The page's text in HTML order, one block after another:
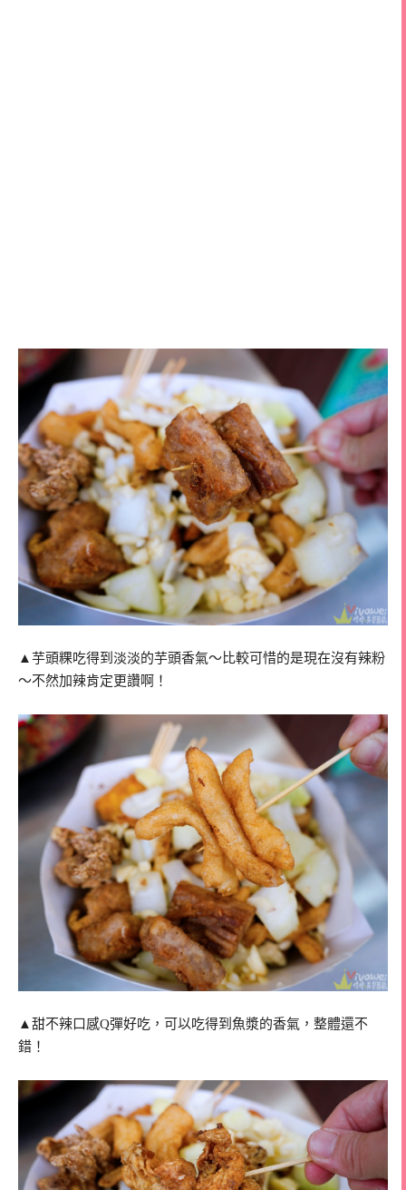
▲芋頭粿吃得到淡淡的芋頭香氣～比較可惜的是現在沒有辣粉
～不然加辣肯定更讚啊！
▲甜不辣口感Q彈好吃，可以吃得到魚漿的香氣，整體還不
錯！